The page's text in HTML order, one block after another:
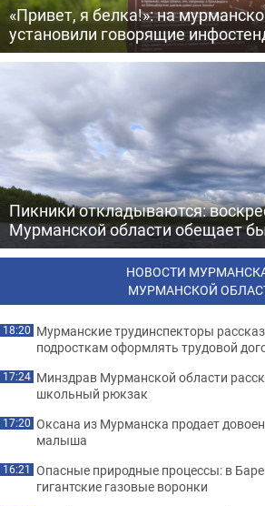
«Привет, я белка!»: на
установили говорящие
Пикники откладываются:
Мурманской области обещает
НОВОСТИ
МУРМАНСКОЙ
18:20 Мурманские трудинспекторы
подросткам оформлять трудовой
17:24 Минздрав Мурманской области
школьный рюкзак
17:20 Оксана из Мурманска продает
малыша
16:21 Опасные природные процессы: в
гигантские газовые воронки